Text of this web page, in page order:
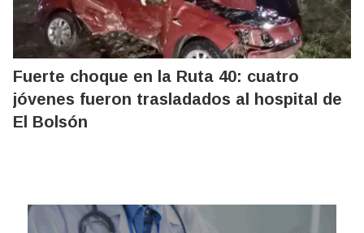
Fuerte choque en la Ruta 40: cuatro
jóvenes fueron trasladados al hospital de
El Bolsón